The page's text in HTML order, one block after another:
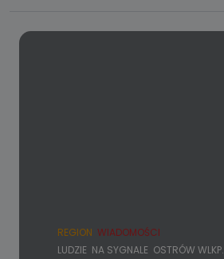
REGION WIADOMOŚCI
LUDZIE NA SYGNALE OSTRÓW WLKP.